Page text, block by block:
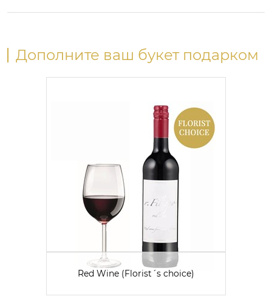
Дополните ваш букет подарком
Red Wine (Florist´s choice)